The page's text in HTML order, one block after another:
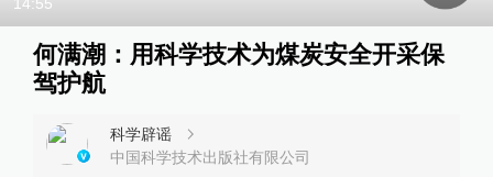
14:55
何满潮：用科学技术为煤炭安全开采保
驾护航
科学辟谣
中国科学技术出版社有限公司